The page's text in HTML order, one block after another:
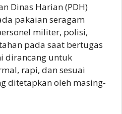
Dinas Harian (PDH)
pakaian seragam
militer, polisi,
pada saat bertugas
dirancang untuk
rapi, dan sesuai
ditetapkan oleh masing-